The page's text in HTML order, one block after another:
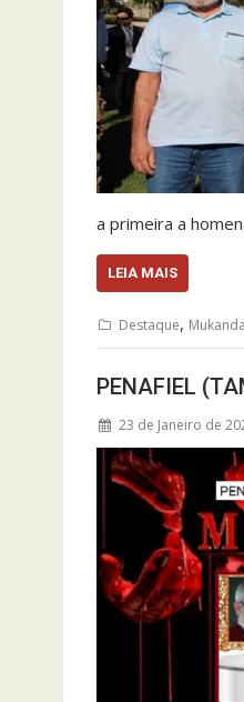
a primeira a
LEIA MAIS
Destaque,
PENAFIEL
23 de Janeiro de